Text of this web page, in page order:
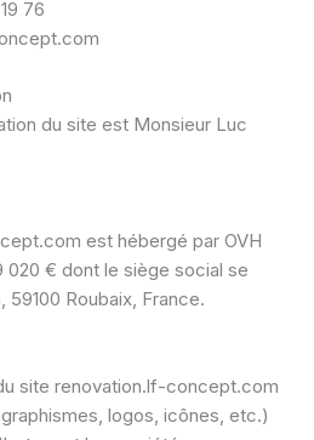
76
du site est Monsieur Luc
est hébergé par OVH
020 € dont le siège social se
59100 Roubaix, France.
site renovation.lf-concept.com
logos, icônes, etc.)